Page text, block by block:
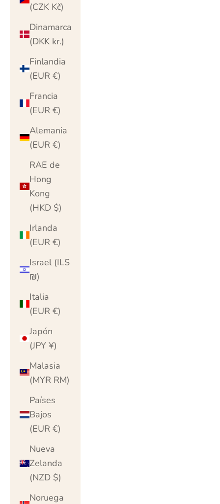
(CZK Kč)
Dinamarca
(DKK kr.)
Finlandia
(EUR €)
Francia
(EUR €)
Alemania
(EUR €)
RAE de
Hong
Kong
(HKD $)
Irlanda
(EUR €)
Israel (ILS
₪)
Italia
(EUR €)
Japón
(JPY ¥)
Malasia
(MYR RM)
Países
Bajos
(EUR €)
Nueva
Zelanda
(NZD $)
Noruega